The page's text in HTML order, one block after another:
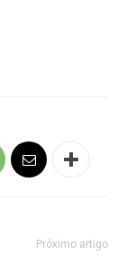
Próximo artigo